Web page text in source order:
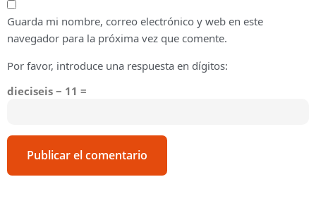
Guarda mi nombre, correo electrónico y web en este
navegador para la próxima vez que comente.
Por favor, introduce una respuesta en dígitos:
dieciseis − 11 =